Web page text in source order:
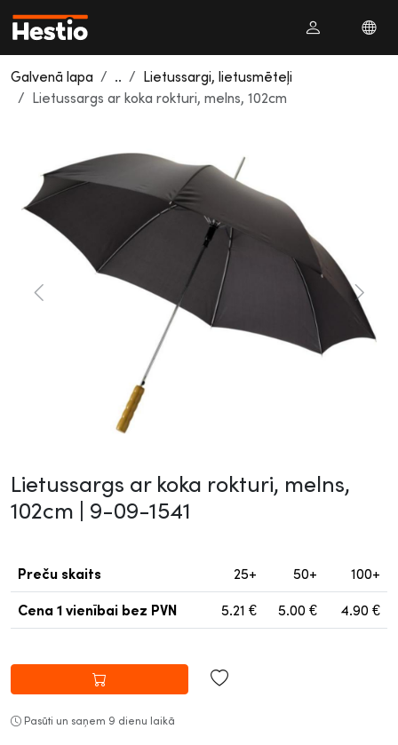
Galvenā lapa ..
Lietussargi, lietusmēteļi
Lietussargs ar koka rokturi, melns, 102cm
Previous Next
Lietussargs ar koka rokturi, melns,
102cm | 9-09-1541
Preču skaits 25+ 50+ 100+
Cena 1 vienībai bez PVN 5.21 € 5.00 € 4.90 €
Pasūti un saņem 9 dienu laikā